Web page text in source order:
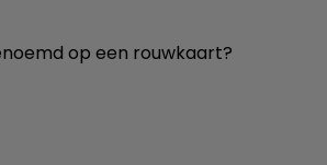
op een rouwkaart?